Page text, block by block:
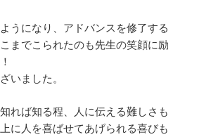
うになり、アドバンスを修了する
までこられたのも先生の笑顔に励
いました。
れば知る程、人に伝える難しさも
に人を喜ばせてあげられる喜びも